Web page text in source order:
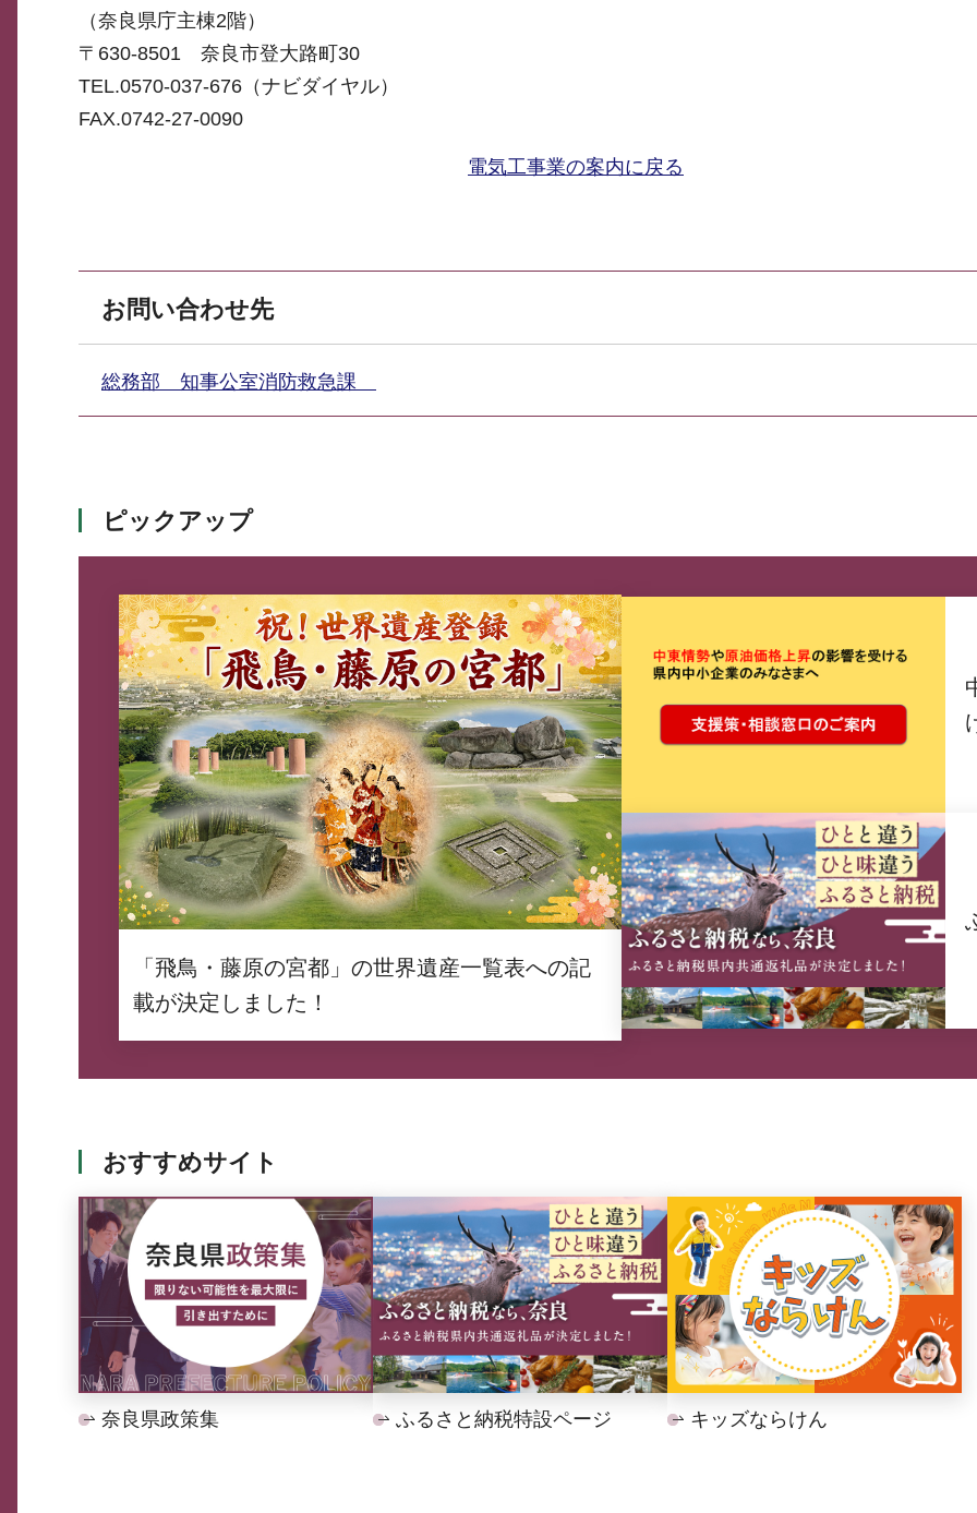
（奈良県庁主棟2階）
〒630-8501 奈良市登大路町30
TEL.0570-037-676（ナビダイヤル）
FAX.0742-27-0090
電気工事業の案内に戻る
お問い合わせ先
総務部 知事公室消防救急課
ピックアップ
「飛鳥・藤原の宮都」の世界遺産一覧表への記
載が決定しました！
おすすめサイト
奈良県政策集 ふるさと納税特設ページ キッズならけん